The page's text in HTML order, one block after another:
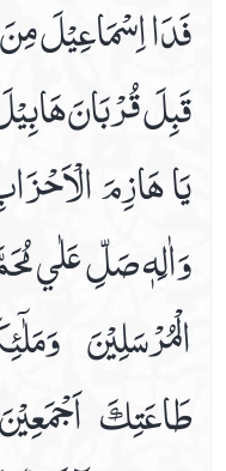
فَدَا اِسْمَاعِيْلَ
قَبِلَ قُرْبَانَ
يَا هَازِمَ
وَاٰلِهٖ صَلِّ عَلٰي
الْمُرْسَلِيْنَ
طَاعَتِكَ